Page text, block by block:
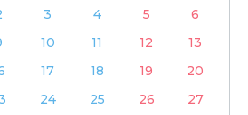
3 4 5
6
10 11 12
13
17 18 19
20
24 25 26
27